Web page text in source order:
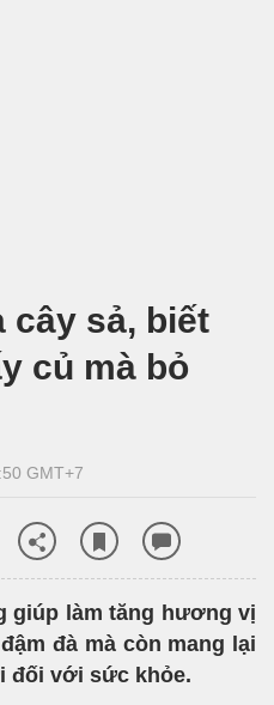
cây sả, biết
củ mà bỏ
GMT+7
giúp làm tăng hương vị
đà mà còn mang lại
đối với sức khỏe.